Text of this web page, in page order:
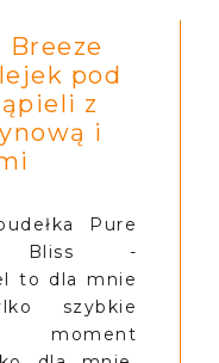
Breeze
pod
z
i
Pure
Bliss -
to dla mnie
szybkie
moment